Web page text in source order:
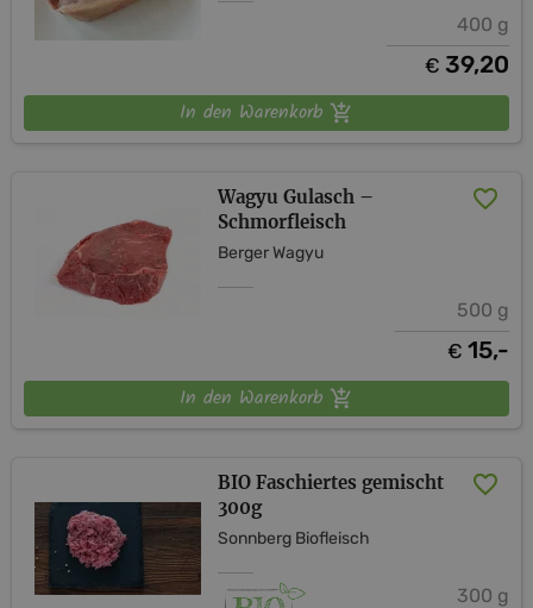
400 g
€ 39,20
In den Warenkorb
Wagyu Gulasch –
Schmorfleisch
Berger Wagyu
500 g
€ 15,-
In den Warenkorb
BIO Faschiertes gemischt
300g
Sonnberg Biofleisch
300 g